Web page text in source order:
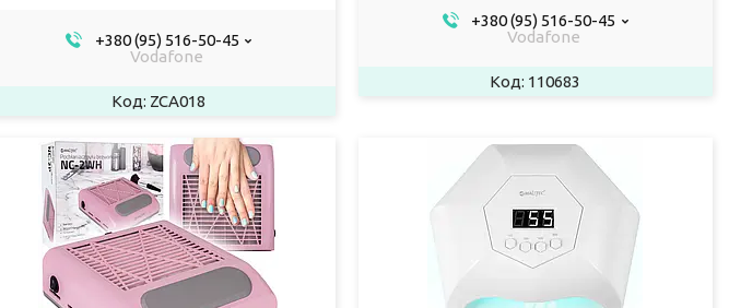
+380 (95) 516-50-45
Vodafone
ZCA018
+380 (95) 516-50-45
Vodafone
110683